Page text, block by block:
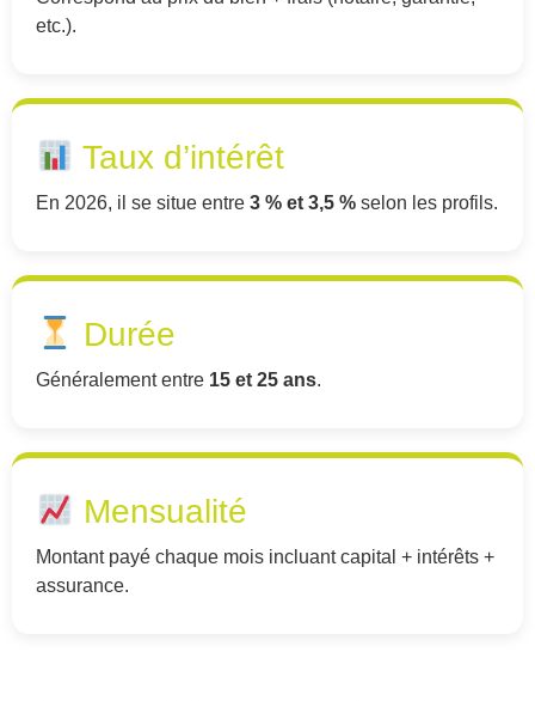
etc.).
Taux d’intérêt
En 2026, il se situe entre 3 % et 3,5 % selon les profils.
Durée
Généralement entre 15 et 25 ans.
Mensualité
Montant payé chaque mois incluant capital + intérêts +
assurance.